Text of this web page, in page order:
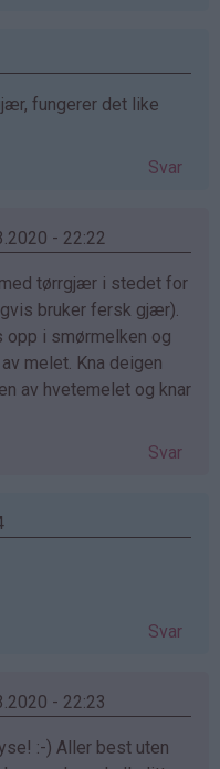
fungerer det like
Svar
- 22:22
tørrgjær i stedet for
bruker fersk gjær).
i smørmelken og
melet. Kna deigen
av hvetemelet og knar
Svar
Svar
- 22:23
:-) Aller best uten